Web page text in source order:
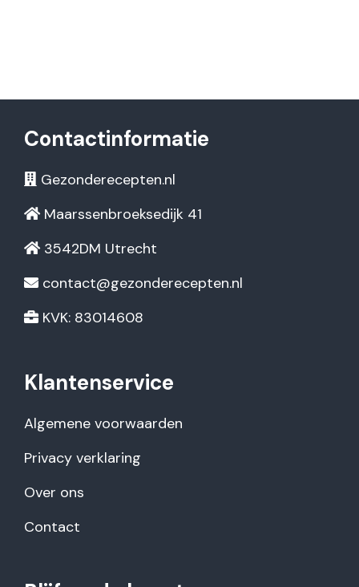
Contactinformatie
Gezonderecepten.nl
Maarssenbroeksedijk 41
3542DM Utrecht
contact@gezonderecepten.nl
KVK: 83014608
Klantenservice
Algemene voorwaarden
Privacy verklaring
Over ons
Contact